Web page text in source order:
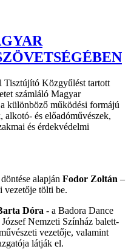
Tisztújító Közgyűlést tartott
számláló Magyar
különböző működési formájú
alkotó- és előadóművészek,
és érdekvédelmi
alapján Fodor Zoltán –
vezetője tölti be.
Dóra - a Badora Dance
Nemzeti Színház balett-
vezetője, valamint
látják el.